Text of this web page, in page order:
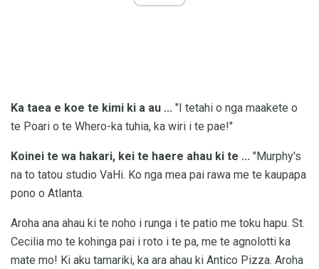
Ka taea e koe te kimi ki a au ... "I tetahi o nga maakete o
te Poari o te Whero-ka tuhia, ka wiri i te pae!"
Koinei te wa hakari, kei te haere ahau ki te ... "Murphy's
na to tatou studio VaHi. Ko nga mea pai rawa me te kaupapa
pono o Atlanta.
Aroha ana ahau ki te noho i runga i te patio me toku hapu. St.
Cecilia mo te kohinga pai i roto i te pa, me te agnolotti ka
mate mo! Ki aku tamariki, ka ara ahau ki Antico Pizza. Aroha